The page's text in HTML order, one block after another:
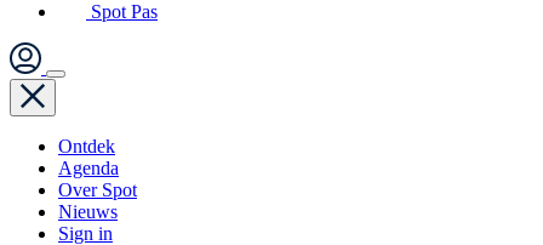
Spot Pas
Ontdek
Agenda
Over Spot
Nieuws
Sign in